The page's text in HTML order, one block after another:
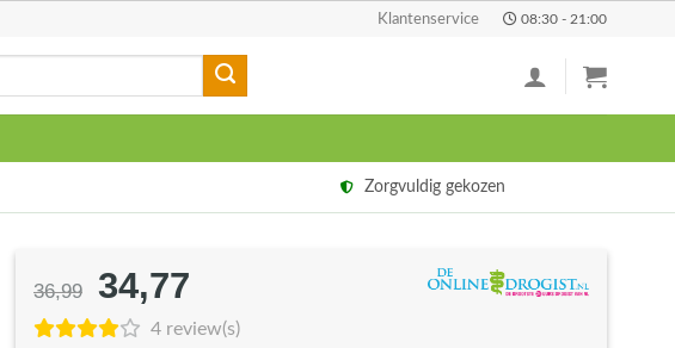
Klantenservice 08:30 - 21:00
Zorgvuldig gekozen
36,99
Oorspronkelijke
prijs
34,77
prijs
4 review(s)